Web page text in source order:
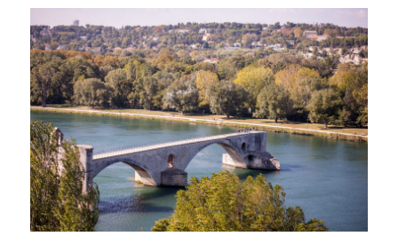
Airbnb
aneb
od
začátečníka
k
profesionálovi
za
pár
týdnů